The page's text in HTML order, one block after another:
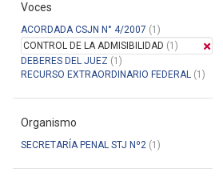
Manual del Usuario
Voces
ACORDADA CSJN N° 4/2007 (1)
CONTROL DE LA ADMISIBILIDAD (1)
DEBERES DEL JUEZ (1)
RECURSO EXTRAORDINARIO FEDERAL (1)
Organismo
SECRETARÍA PENAL STJ Nº2 (1)